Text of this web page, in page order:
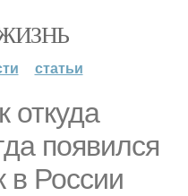
статьи
откуда
появился
в России